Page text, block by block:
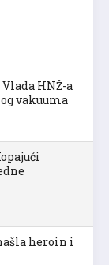
HNŽ-a
vakuuma
heroin i